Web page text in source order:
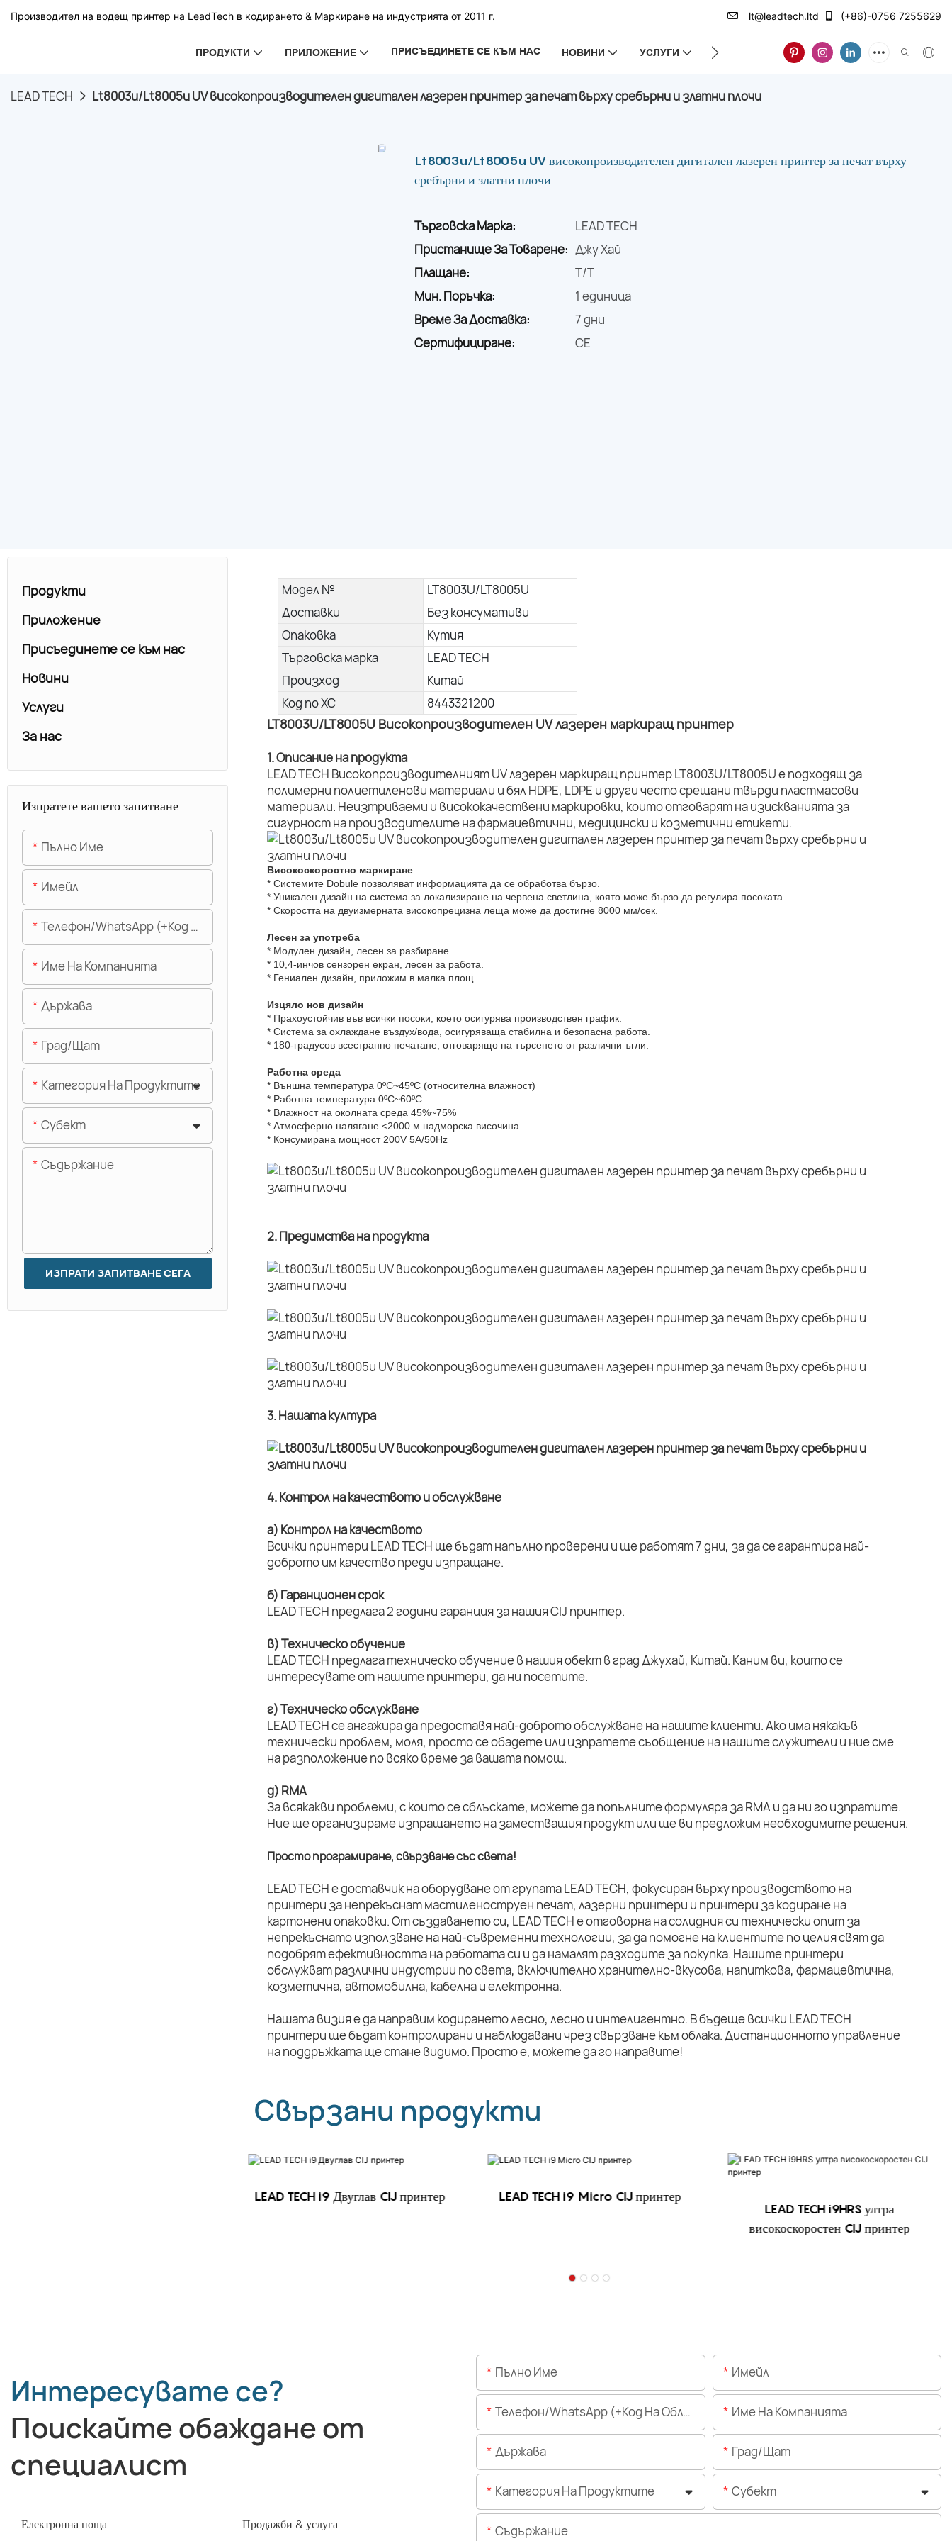
Производител на водещ принтер на LeadTech в кодирането & Маркиране на индустрията от 2011 г. lt@leadtech.ltd (+86)-0756 7255629
ПРОДУКТИ ПРИЛОЖЕНИЕ ПРИСЪЕДИНЕТЕ СЕ КЪМ НАС НОВИНИ УСЛУГИ ЗА НАС
LEAD TECH Lt8003u/Lt8005u UV високопроизводителен дигитален лазерен принтер за печат върху сребърни и златни плочи
Lt8003u/Lt8005u UV високопроизводителен дигитален лазерен принтер за печат върху
сребърни и златни плочи
Търговска Марка:
LEAD TECH
Пристанище За Товарене: Джу Хай
Плащане:
T/T
Мин. Поръчка:
1 единица
Време За Доставка:
7 дни
Сертифициране:
CE
Модел №
LT8003U/LT8005U
Доставки
Без консумативи
Опаковка
Кутия
Търговска марка
LEAD TECH
Произход
Китай
Код по ХС
8443321200
LT8003U/LT8005U Високопроизводителен UV лазерен маркиращ принтер
1. Описание на продукта
LEAD TECH Високопроизводителният UV лазерен маркиращ принтер LT8003U/LT8005U е подходящ за
полимерни полиетиленови материали и бял HDPE, LDPE и други често срещани твърди пластмасови
материали. Неизтриваеми и висококачествени маркировки, които отговарят на изискванията за
сигурност на производителите на фармацевтични, медицински и козметични етикети.
Високоскоростно маркиране
* Системите Dobule позволяват информацията да се обработва бързо.
* Уникален дизайн на система за локализиране на червена светлина, която може бързо да регулира посоката.
* Скоростта на двуизмерната високопрецизна леща може да достигне 8000 мм/сек.
Лесен за употреба
* Модулен дизайн, лесен за разбиране.
* 10,4-инчов сензорен екран, лесен за работа.
* Гениален дизайн, приложим в малка площ.
Изцяло нов дизайн
* Прахоустойчив във всички посоки, което осигурява производствен график.
* Система за охлаждане въздух/вода, осигуряваща стабилна и безопасна работа.
* 180-градусов всестранно печатане, отговарящо на търсенето от различни ъгли.
Работна среда
* Външна температура 0ºC~45ºC (относителна влажност)
* Работна температура 0ºC~60ºC
* Влажност на околната среда 45%~75%
* Атмосферно налягане <2000 м надморска височина
* Консумирана мощност 200V 5A/50Hz
2. Предимства на продукта
3. Нашата култура
4. Контрол на качеството и обслужване
а) Контрол на качеството
Всички принтери LEAD TECH ще бъдат напълно проверени и ще работят 7 дни, за да се гарантира най-
доброто им качество преди изпращане.
б) Гаранционен срок
LEAD TECH предлага 2 години гаранция за нашия CIJ принтер.
в) Техническо обучение
LEAD TECH предлага техническо обучение в нашия обект в град Джухай, Китай. Каним ви, които се
интересувате от нашите принтери, да ни посетите.
г) Техническо обслужване
LEAD TECH се ангажира да предоставя най-доброто обслужване на нашите клиенти. Ако има някакъв
технически проблем, моля, просто се обадете или изпратете съобщение на нашите служители и ние сме
на разположение по всяко време за вашата помощ.
д) RMA
За всякакви проблеми, с които се сблъскате, можете да попълните формуляра за RMA и да ни го изпратите.
Ние ще организираме изпращането на заместващия продукт или ще ви предложим необходимите решения.
Просто програмиране, свързване със света!
LEAD TECH е доставчик на оборудване от групата LEAD TECH, фокусиран върху производството на
принтери за непрекъснат мастиленоструен печат, лазерни принтери и принтери за кодиране на
картонени опаковки. От създаването си, LEAD TECH е отговорна на солидния си технически опит за
непрекъснато използване на най-съвременни технологии, за да помогне на клиентите по целия свят да
подобрят ефективността на работата си и да намалят разходите за покупка. Нашите принтери
обслужват различни индустрии по света, включително хранително-вкусова, напиткова, фармацевтична,
козметична, автомобилна, кабелна и електронна.
Нашата визия е да направим кодирането лесно, лесно и интелигентно. В бъдеще всички LEAD TECH
принтери ще бъдат контролирани и наблюдавани чрез свързване към облака. Дистанционното управление
на поддръжката ще стане видимо. Просто е, можете да го направите!
Свързани продукти
LEAD TECH i9 Двуглав CIJ принтер
LEAD TECH i9 Micro CIJ принтер
LEAD TECH i9HRS ултра
високоскоростен CIJ принтер
Продукти
Приложение
Присъединете се към нас
Новини
Услуги
За нас
Изпратете вашето запитване
Пълно Име
Имейл
Телефон/WhatsApp (+Код На Областта)
Име На Компанията
Държава
Град/щат
Категория На Продуктите
Субект
Съдържание
ИЗПРАТИ ЗАПИТВАНЕ СЕГА
Интересувате се?
Поискайте обаждане от
специалист
Електронна поща Продажби & услуга
Пълно Име Имейл
Телефон/WhatsApp (+Код На Областта) Име На Компанията
Държава Град/щат
Категория На Продуктите Субект
Съдържание